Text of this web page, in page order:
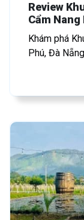
Review
Cẩm Nang
Khám phá
Phú, Đà Nẵng